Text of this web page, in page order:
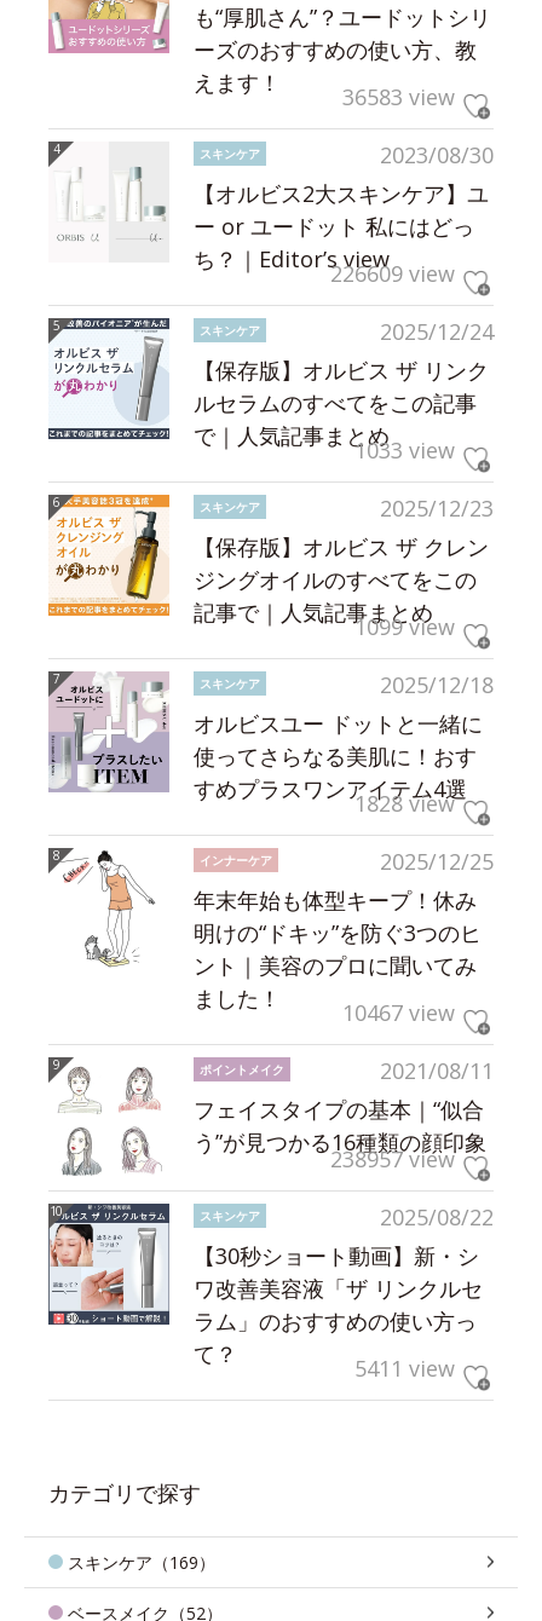
も“厚肌さん”？ユードットシリ
ーズのおすすめの使い方、教
えます！
36583 view
2023/08/30
スキンケア
【オルビス2大スキンケア】ユ
ー or ユードット 私にはどっ
ち？｜Editor’s view226609 view
2025/12/24
スキンケア
【保存版】オルビス ザ リンク
ルセラムのすべてをこの記事
で｜人気記事まとめ1033 view
2025/12/23
スキンケア
【保存版】オルビス ザ クレン
ジングオイルのすべてをこの
記事で｜人気記事まとめ
1099 view
2025/12/18
スキンケア
オルビスユー ドットと一緒に
使ってさらなる美肌に！おす
すめプラスワンアイテム4選
1828 view
2025/12/25
インナーケア
年末年始も体型キープ！休み
明けの“ドキッ”を防ぐ3つのヒ
ント｜美容のプロに聞いてみ
ました！
10467 view
2021/08/11
ポイントメイク
フェイスタイプの基本｜“似合
う”が見つかる16種類の顔印象
238957 view
2025/08/22
スキンケア
【30秒ショート動画】新・シ
ワ改善美容液「ザ リンクルセ
ラム」のおすすめの使い方っ
て？
5411 view
カテゴリで探す
スキンケア（169）
ベースメイク（52）